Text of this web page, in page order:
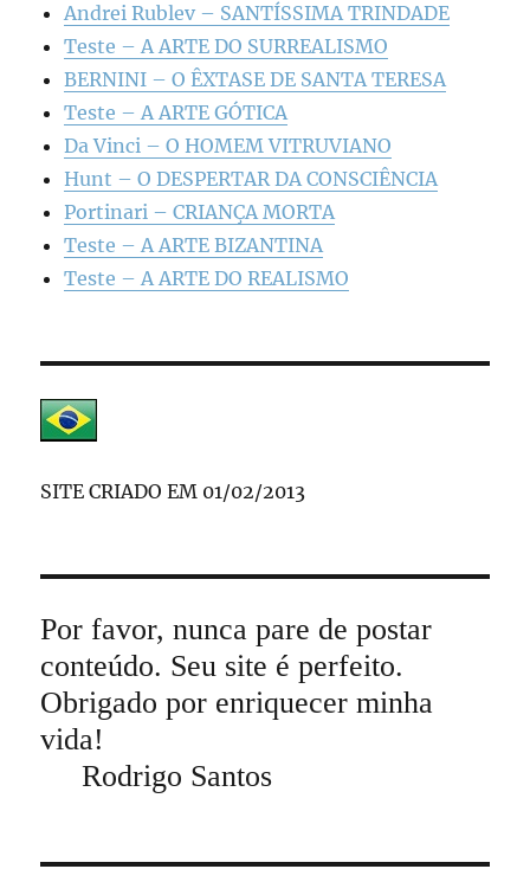
Andrei Rublev – SANTÍSSIMA TRINDADE
Teste – A ARTE DO SURREALISMO
BERNINI – O ÊXTASE DE SANTA TERESA
Teste – A ARTE GÓTICA
Da Vinci – O HOMEM VITRUVIANO
Hunt – O DESPERTAR DA CONSCIÊNCIA
Portinari – CRIANÇA MORTA
Teste – A ARTE BIZANTINA
Teste – A ARTE DO REALISMO
SITE CRIADO EM 01/02/2013
Por favor, nunca pare de postar
conteúdo. Seu site é perfeito.
Obrigado por enriquecer minha
vida!
Rodrigo Santos